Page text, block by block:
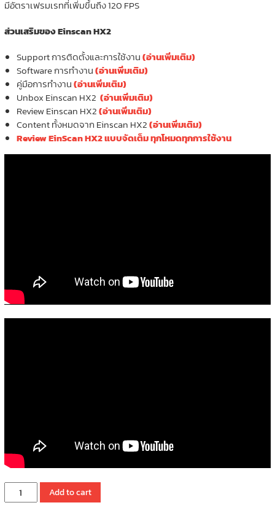
มีอัตราเฟรมเรทที่เพิ่มขึ้นถึง 120 FPS
ส่วนเสริมของ Einscan HX2
Support การติดตั้งและการใช้งาน(อ่านเพิ่มเติม)
Software การทำงาน(อ่านเพิ่มเติม)
คู่มือการทำงาน(อ่านเพิ่มเติม)
Unbox Einscan HX2 (อ่านเพิ่มเติม)
Review Einscan HX2(อ่านเพิ่มเติม)
Content ทั้งหมดจาก Einscan HX2(อ่านเพิ่มเติม)
Review EinScan HX2 แบบจัดเต็ม ทุกโหมดทุกการใช้งาน
EinScan
HX2
Add to cart